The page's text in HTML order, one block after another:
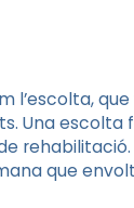
l’escolta,
Una escolta
que